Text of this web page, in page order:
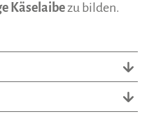
Käselaibezu bilden.